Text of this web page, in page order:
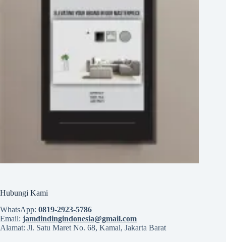
Hubungi Kami
WhatsApp: 0819‑2923‑5786
Email: jamdindingindonesia@gmail.com
Alamat: Jl. Satu Maret No. 68, Kamal, Jakarta Barat